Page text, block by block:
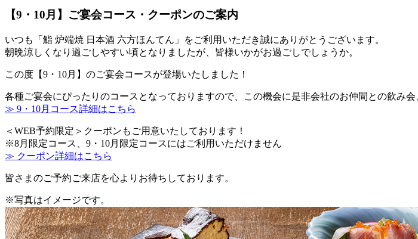
【9・10月】ご宴会コース・クーポンのご案内
いつも「鮨 炉端焼 日本酒 六方ほんてん」をご利用いただき誠にありがとうございます。
朝晩涼しくなり過ごしやすい頃となりましたが、皆様いかがお過ごしでしょうか。
この度【9・10月】のご宴会コースが登場いたしました！
各種ご宴会にぴったりのコースとなっておりますので、この機会に是非会社のお仲間との飲み
≫ 9・10月コース詳細はこちら
＜WEB予約限定＞クーポンもご用意いたしております！
※8月限定コース、9・10月限定コースにはご利用いただけません
≫ クーポン詳細はこちら
皆さまのご予約ご来店を心よりお待ちしております。
※写真はイメージです。